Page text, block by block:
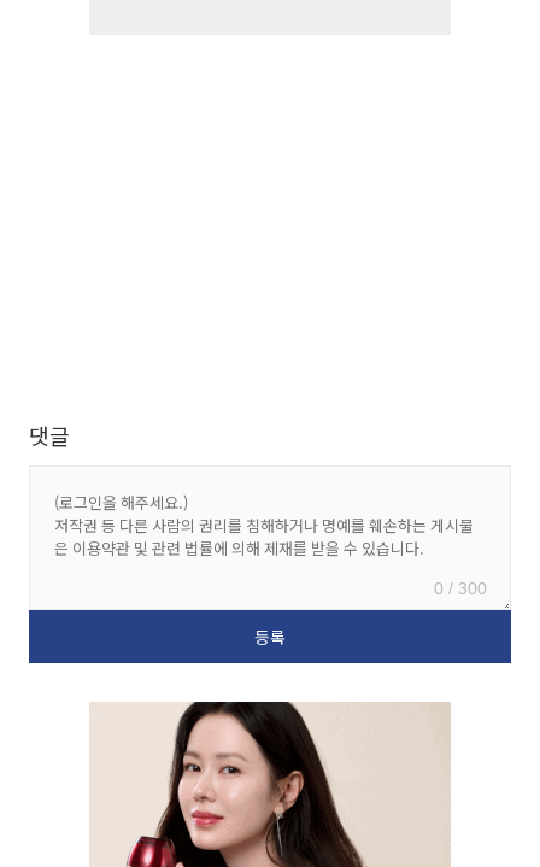
댓글
0 / 300